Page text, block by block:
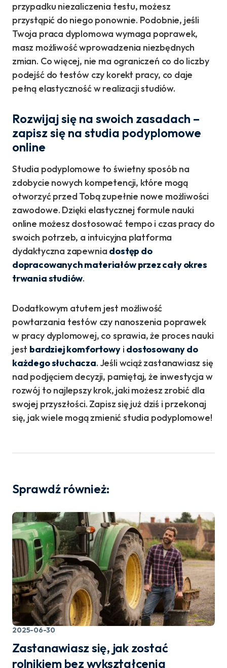
przypadku niezaliczenia testu, możesz
przystąpić do niego ponownie. Podobnie, jeśli
Twoja praca dyplomowa wymaga poprawek,
masz możliwość wprowadzenia niezbędnych
zmian. Co więcej, nie ma ograniczeń co do liczby
podejść do testów czy korekt pracy, co daje
pełną elastyczność w realizacji studiów.
Rozwijaj się na swoich zasadach –
zapisz się na studia podyplomowe
online
Studia podyplomowe to świetny sposób na
zdobycie nowych kompetencji, które mogą
otworzyć przed Tobą zupełnie nowe możliwości
zawodowe. Dzięki elastycznej formule nauki
online możesz dostosować tempo i czas pracy do
swoich potrzeb, a intuicyjna platforma
dydaktyczna zapewnia dostęp do
dopracowanych materiałów przez cały okres
trwania studiów.
Dodatkowym atutem jest możliwość
powtarzania testów czy nanoszenia poprawek
w pracy dyplomowej, co sprawia, że proces nauki
jest bardziej komfortowyi dostosowany do
każdego słuchacza. Jeśli wciąż zastanawiasz się
nad podjęciem decyzji, pamiętaj, że inwestycja w
rozwój to najlepszy krok, jaki możesz zrobić dla
swojej przyszłości. Zapisz się już dziś i przekonaj
się, jak wiele mogą zmienić studia podyplomowe!
Sprawdź również:
2025-06-30
Zastanawiasz się, jak zostać
rolnikiem bez wykształcenia